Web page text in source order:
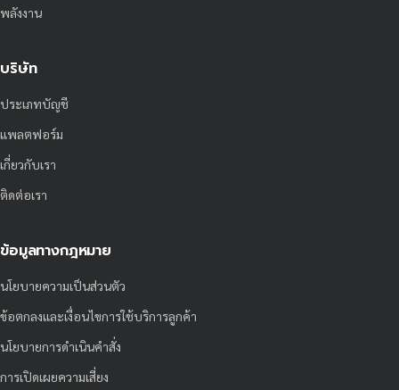
พลังงาน
บริษัท
ประเภทบัญชี
แพลตฟอร์ม
เกี่ยวกับเรา
ติดต่อเรา
ข้อมูลทางกฎหมาย
นโยบายความเป็นส่วนตัว
ข้อตกลงและเงื่อนไขการใช้บริการลูกค้า
นโยบายการดำเนินคำสั่ง
การเปิดเผยความเสี่ยง